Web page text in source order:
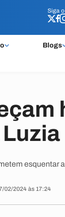
Siga o
Blogs
Siga o
esquentar
02/2024 às 17:24